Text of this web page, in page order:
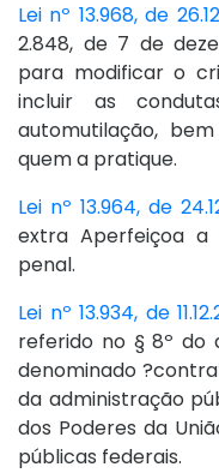
Lei nº 13.968, de
2.848, de 7 de
para modificar o
incluir as
automutilação,
quem a pratique.
Lei nº 13.964, de
extra Aperfeiçoa a
penal.
Lei nº 13.934, de
referido no § 8º do
denominado
da administração
dos Poderes da
públicas federais.